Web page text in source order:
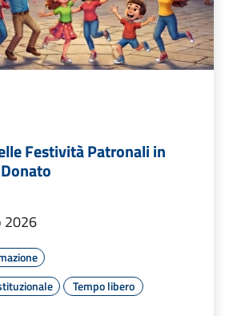
Festività Patronali in
2026
Tempo libero